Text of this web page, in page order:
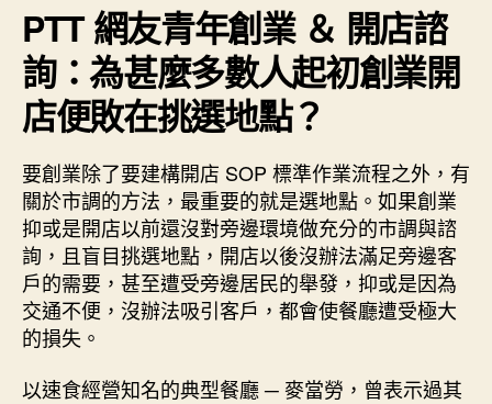
PTT 網友青年創業 ＆ 開店諮
詢：為甚麼多數人起初創業開
店便敗在挑選地點？
要創業除了要建構開店 SOP 標準作業流程之外，有
關於市調的方法，最重要的就是選地點。如果創業
抑或是開店以前還沒對旁邊環境做充分的市調與諮
詢，且盲目挑選地點，開店以後沒辦法滿足旁邊客
戶的需要，甚至遭受旁邊居民的舉發，抑或是因為
交通不便，沒辦法吸引客戶，都會使餐廳遭受極大
的損失。
以速食經營知名的典型餐廳 ─ 麥當勞，曾表示過其